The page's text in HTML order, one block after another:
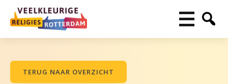
TERUG NAAR OVERZICHT